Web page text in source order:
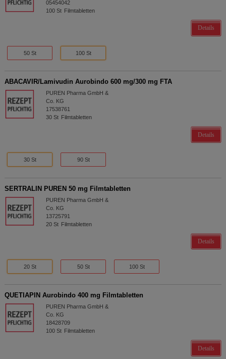
05454042
100 St Filmtabletten
Details
50 St 100 St
ABACAVIR/Lamivudin Aurobindo 600 mg/300 mg FTA
PUREN Pharma GmbH &
Co. KG
17538761
30 St Filmtabletten
Details
30 St 90 St
SERTRALIN PUREN 50 mg Filmtabletten
PUREN Pharma GmbH &
Co. KG
13725791
20 St Filmtabletten
Details
20 St 50 St 100 St
QUETIAPIN Aurobindo 400 mg Filmtabletten
PUREN Pharma GmbH &
Co. KG
18428709
100 St Filmtabletten
Details